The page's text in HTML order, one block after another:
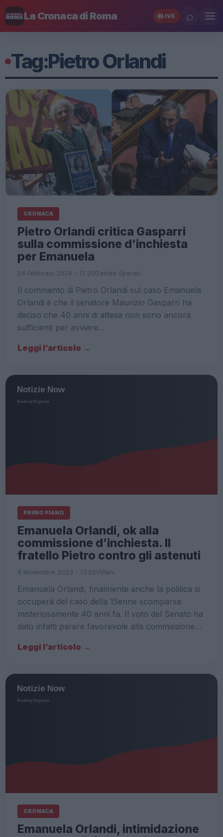
La Cronaca di Roma LIVE ⌕
Tag:Pietro Orlandi
CRONACA
Pietro Orlandi critica Gasparri
sulla commissione d’inchiesta
per Emanuela
24 Febbraio 2024 - 17:20Davide Sperati
Il commento di Pietro Orlandi sul caso Emanuela
Orlandi è che il senatore Maurizio Gasparri ha
deciso che 40 anni di attesa non sono ancora
sufficienti per avviare…
Leggi l’articolo →
PRIMO PIANO
Emanuela Orlandi, ok alla
commissione d’inchiesta. Il
fratello Pietro contro gli astenuti
9 Novembre 2023 - 13:02Villani
Emanuela Orlandi, finalmente anche la politica si
occuperà del caso della 15enne scomparsa
misteriosamente 40 anni fa. Il voto del Senato ha
dato infatti parere favorevole alla commissione…
Leggi l’articolo →
CRONACA
Emanuela Orlandi, intimidazione